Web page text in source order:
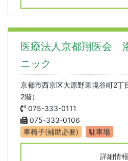
医療法人京都翔医会
ニック
京都市西京区大原野東境谷町2
2階）
075-333-0111
075-333-0106
車椅子(補助必要)
駐車場
詳細情報